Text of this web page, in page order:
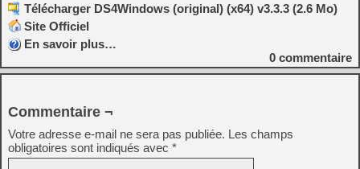
Télécharger DS4Windows (original) (x64) v3.3.3 (2.6 Mo)
Site Officiel
En savoir plus…
0 commentaire
Commentaire ¬
Votre adresse e-mail ne sera pas publiée. Les champs
obligatoires sont indiqués avec *